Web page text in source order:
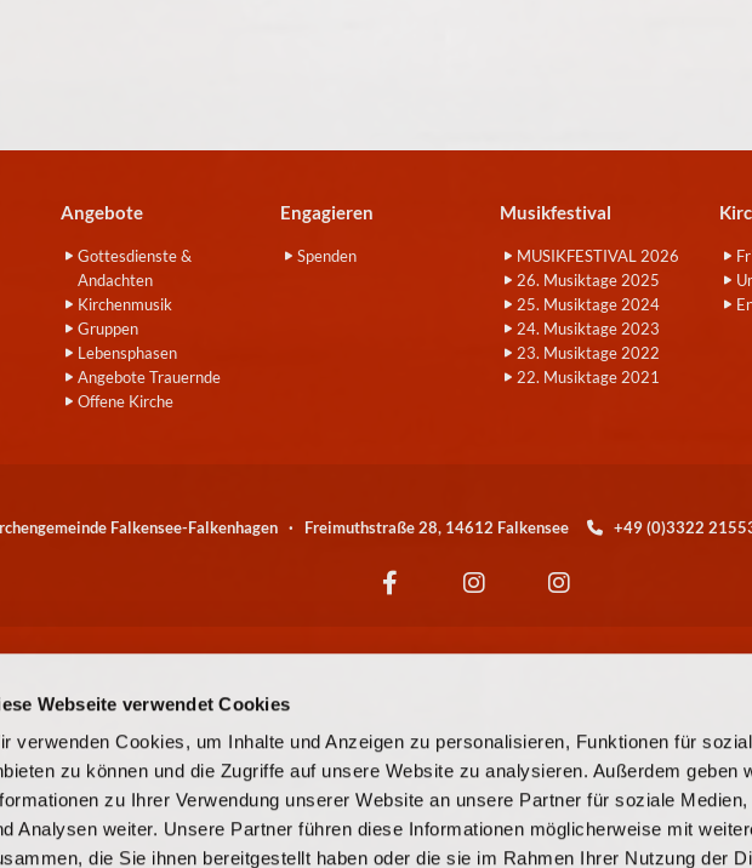
Webseite verwendet Cookies
verwenden Cookies, um Inhalte und Anzeigen zu personalisieren, Funktionen für
zu können und die Zugriffe auf unsere Website zu analysieren. Außerdem geben
zu Ihrer Verwendung unserer Website an unsere Partner für soziale Medien,
Analysen weiter. Unsere Partner führen diese Informationen möglicherweise mit
die Sie ihnen bereitgestellt haben oder die sie im Rahmen Ihrer Nutzung der
Angebote
Gottesdienste &
Andachten
Kirchenmusik
Gruppen
Lebensphasen
Angebote Trauernde
Offene Kirche
Engagieren
Spenden
Musikfestival
MUSIKFESTIVAL 2026
26. Musiktage 2025
25. Musiktage 2024
24. Musiktage 2023
23. Musiktage 2022
22. Musiktage 2021
Falkensee-Falkenhagen · Freimuthstraße 28, 14612 Falkensee  +49 (0)3322
© EKBO
© Evangelische Kirchengemeinde Falkensee-Falkenhagen
Cookie-Richtlinie